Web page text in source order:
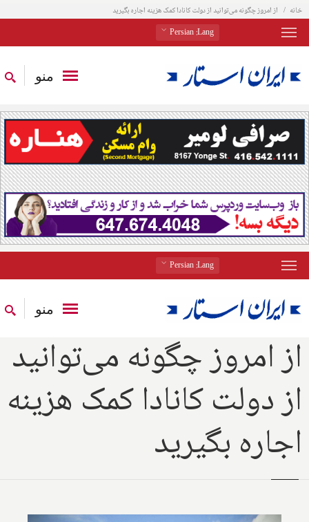
خانه از امروز چگونه می‌توانید از دولت کانادا کمک هزینه اجاره بگیرید
Lang
: Persian
منو
Lang
: Persian
منو
از امروز چگونه می‌توانید
از دولت کانادا کمک هزینه
اجاره بگیرید